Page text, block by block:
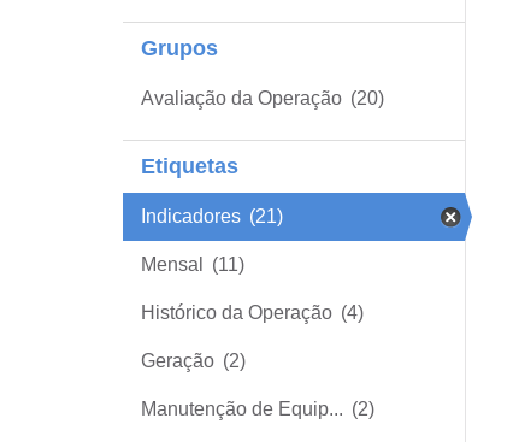
Grupos
Avaliação da Operação (20)
Etiquetas
Indicadores (21)
Mensal (11)
Histórico da Operação (4)
Geração (2)
Manutenção de Equip... (2)